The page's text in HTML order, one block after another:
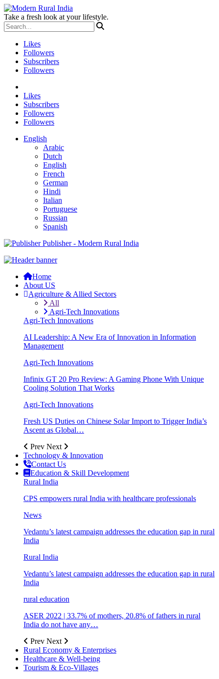
Take a fresh look at your lifestyle.
Likes
Followers
Subscribers
Followers
Likes
Subscribers
Followers
Followers
English
Arabic
Dutch
English
French
German
Hindi
Italian
Portuguese
Russian
Spanish
Publisher - Modern Rural India
Home
About US
Agriculture & Allied Sectors
All
Agri-Tech Innovations
Agri-Tech Innovations
AI Leadership: A New Era of Innovation in Information
Management
Agri-Tech Innovations
Infinix GT 20 Pro Review: A Gaming Phone With Unique
Cooling Solution That Works
Agri-Tech Innovations
Fresh US Duties on Chinese Solar Import to Trigger India’s
Ascent as Global…
Prev Next
Technology & Innovation
Contact Us
Education & Skill Development
Rural India
CPS empowers rural India with healthcare professionals
News
Vedantu’s latest campaign addresses the education gap in rural
India
Rural India
Vedantu’s latest campaign addresses the education gap in rural
India
rural education
ASER 2022 | 33.7% of mothers, 20.8% of fathers in rural
India do not have any…
Prev Next
Rural Economy & Enterprises
Healthcare & Well-being
Tourism & Eco-Villages